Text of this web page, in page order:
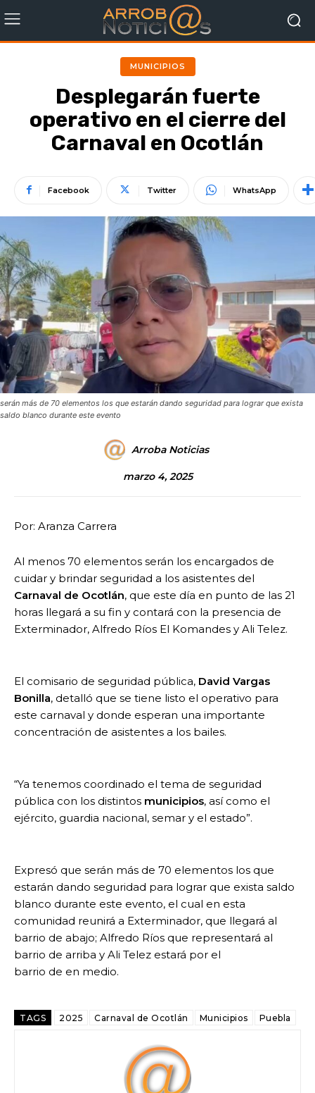
MUNICIPIOS
Desplegarán fuerte
operativo en el cierre del
Carnaval en Ocotlán
Facebook Twitter WhatsApp
serán más de 70 elementos los que estarán dando seguridad para lograr que exista
saldo blanco durante este evento
Arroba Noticias
marzo 4, 2025
Por: Aranza Carrera
Al menos 70 elementos serán los encargados de
cuidar y brindar seguridad a los asistentes del
Carnaval de Ocotlán, que este día en punto de las 21
horas llegará a su fin y contará con la presencia de
Exterminador, Alfredo Ríos El Komandes y Ali Telez.
El comisario de seguridad pública, David Vargas
Bonilla, detalló que se tiene listo el operativo para
este carnaval y donde esperan una importante
concentración de asistentes a los bailes.
“Ya tenemos coordinado el tema de seguridad
pública con los distintos municipios, así como el
ejército, guardia nacional, semar y el estado”.
Expresó que serán más de 70 elementos los que
estarán dando seguridad para lograr que exista saldo
blanco durante este evento, el cual en esta
comunidad reunirá a Exterminador, que llegará al
barrio de abajo; Alfredo Ríos que representará al
barrio de arriba y Ali Telez estará por el
barrio de en medio.
TAGS 2025 Carnaval de Ocotlán Municipios Puebla